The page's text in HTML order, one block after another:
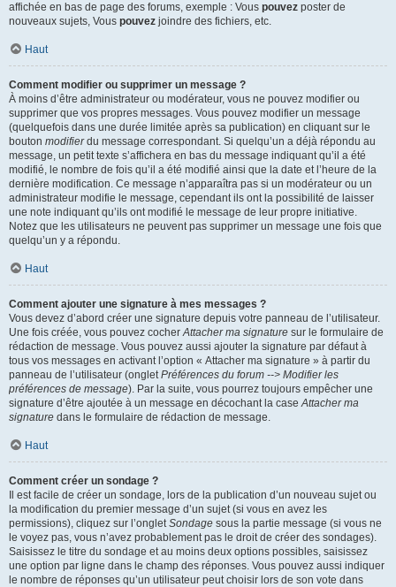
affichée en bas de page des forums, exemple : Vous pouvez poster de
nouveaux sujets, Vous pouvez joindre des fichiers, etc.
Haut
Comment modifier ou supprimer un message ?
À moins d’être administrateur ou modérateur, vous ne pouvez modifier ou
supprimer que vos propres messages. Vous pouvez modifier un message
(quelquefois dans une durée limitée après sa publication) en cliquant sur le
bouton modifierdu message correspondant. Si quelqu’un a déjà répondu au
message, un petit texte s’affichera en bas du message indiquant qu’il a été
modifié, le nombre de fois qu’il a été modifié ainsi que la date et l’heure de la
dernière modification. Ce message n’apparaîtra pas si un modérateur ou un
administrateur modifie le message, cependant ils ont la possibilité de laisser
une note indiquant qu’ils ont modifié le message de leur propre initiative.
Notez que les utilisateurs ne peuvent pas supprimer un message une fois que
quelqu’un y a répondu.
Haut
Comment ajouter une signature à mes messages ?
Vous devez d’abord créer une signature depuis votre panneau de l’utilisateur.
Une fois créée, vous pouvez cocherAttacher ma signature sur le formulaire de
rédaction de message. Vous pouvez aussi ajouter la signature par défaut à
tous vos messages en activant l’option « Attacher ma signature » à partir du
panneau de l’utilisateur (ongletPréférences du forum --> Modifier les
préférences de message). Par la suite, vous pourrez toujours empêcher une
signature d’être ajoutée à un message en décochant la caseAttacher ma
signature dans le formulaire de rédaction de message.
Haut
Comment créer un sondage ?
Il est facile de créer un sondage, lors de la publication d’un nouveau sujet ou
la modification du premier message d’un sujet (si vous en avez les
permissions), cliquez sur l’ongletSondage sous la partie message (si vous ne
le voyez pas, vous n’avez probablement pas le droit de créer des sondages).
Saisissez le titre du sondage et au moins deux options possibles, saisissez
une option par ligne dans le champ des réponses. Vous pouvez aussi indiquer
le nombre de réponses qu’un utilisateur peut choisir lors de son vote dans